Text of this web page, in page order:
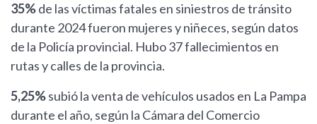
35%de las víctimas fatales en siniestros de tránsito
durante 2024 fueron mujeres y niñeces, según datos
de la Policía provincial. Hubo 37 fallecimientos en
rutas y calles de la provincia.
5,25%subió la venta de vehículos usados en La Pampa
durante el año, según la Cámara del Comercio